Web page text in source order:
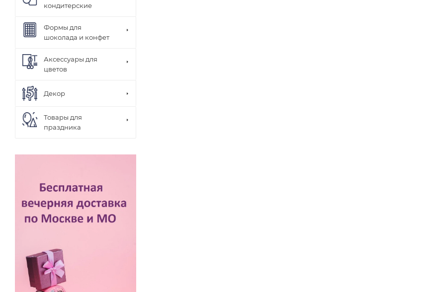
кондитерские
Формы для
шоколада и конфет
Аксессуары для
цветов
Декор
Товары для
праздника